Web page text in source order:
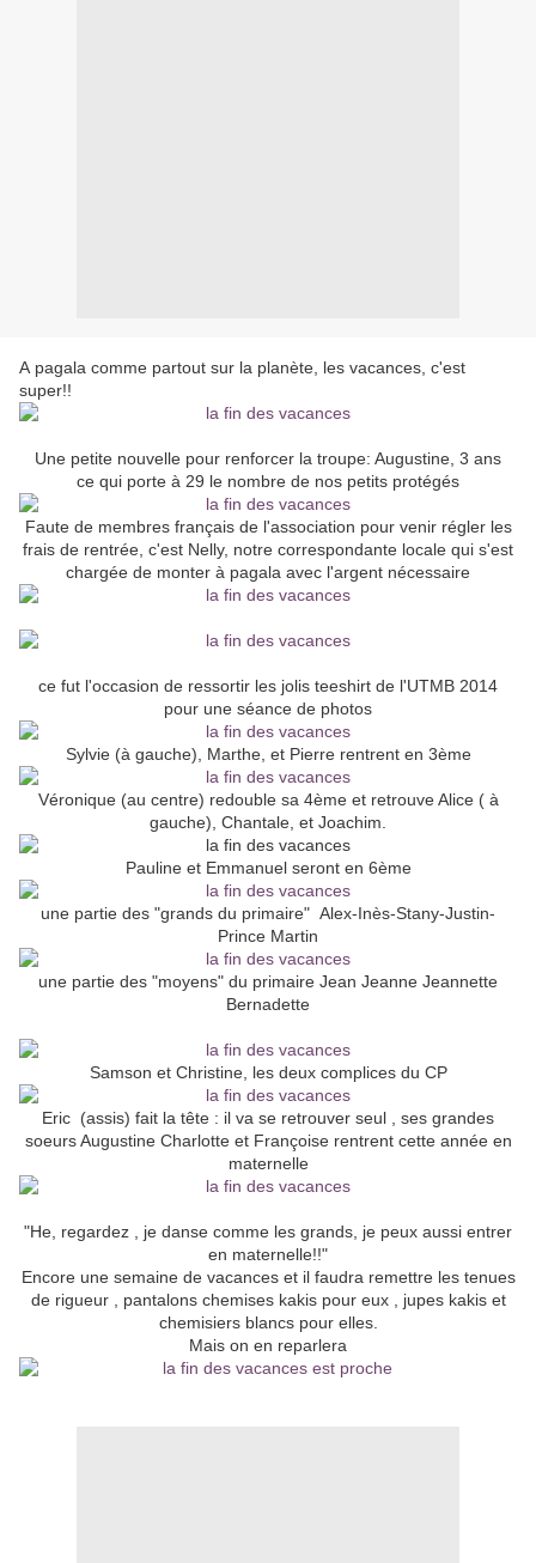
A pagala comme partout sur la planète, les vacances, c'est
super!!
Une petite nouvelle pour renforcer la troupe: Augustine, 3 ans
ce qui porte à 29 le nombre de nos petits protégés
Faute de membres français de l'association pour venir régler les
frais de rentrée, c'est Nelly, notre correspondante locale qui s'est
chargée de monter à pagala avec l'argent nécessaire
ce fut l'occasion de ressortir les jolis teeshirt de l'UTMB 2014
pour une séance de photos
Sylvie (à gauche), Marthe, et Pierre rentrent en 3ème
Véronique (au centre) redouble sa 4ème et retrouve Alice ( à
gauche), Chantale, et Joachim.
Pauline et Emmanuel seront en 6ème
une partie des "grands du primaire" Alex-Inès-Stany-Justin-
Prince Martin
une partie des "moyens" du primaire Jean Jeanne Jeannette
Bernadette
Samson et Christine, les deux complices du CP
Eric (assis) fait la tête : il va se retrouver seul , ses grandes
soeurs Augustine Charlotte et Françoise rentrent cette année en
maternelle
"He, regardez , je danse comme les grands, je peux aussi entrer
en maternelle!!"
Encore une semaine de vacances et il faudra remettre les tenues
de rigueur , pantalons chemises kakis pour eux , jupes kakis et
chemisiers blancs pour elles.
Mais on en reparlera